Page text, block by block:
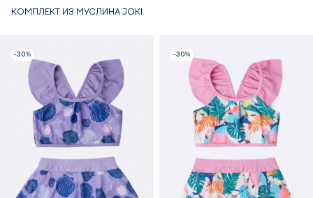
КОМПЛЕКТ ИЗ МУСЛИНА JOKI
-30% -30%